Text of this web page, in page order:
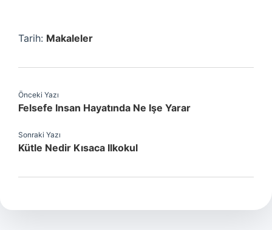
Tarih: Makaleler
Önceki Yazı
Felsefe Insan Hayatında Ne Işe Yarar
Sonraki Yazı
Kütle Nedir Kısaca Ilkokul